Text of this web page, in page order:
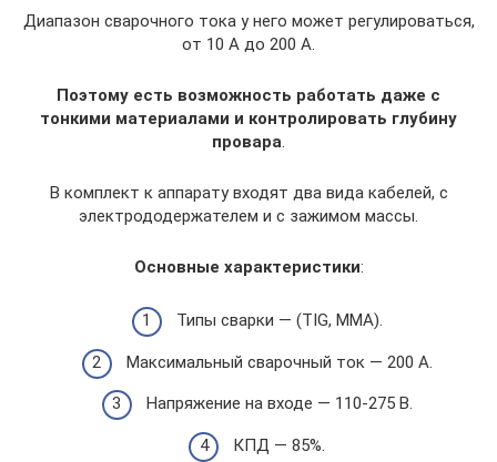
Диапазон сварочного тока у него может регулироваться,
от 10 А до 200 А.
Поэтому есть возможность работать даже с
тонкими материалами и контролировать глубину
провара.
В комплект к аппарату входят два вида кабелей, с
электрододержателем и с зажимом массы.
Основные характеристики:
Типы сварки — (TIG, MMA).
Максимальный сварочный ток — 200 А.
Напряжение на входе — 110-275 В.
КПД — 85%.